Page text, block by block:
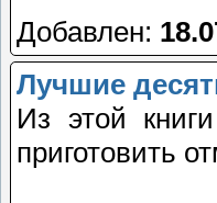
Добавлен:
Лучшие
Из этой
приготовить